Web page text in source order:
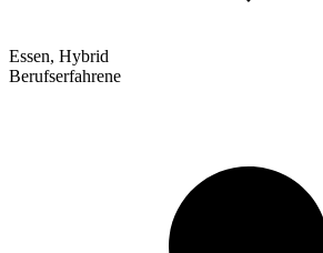
Essen, Hybrid
Berufserfahrene